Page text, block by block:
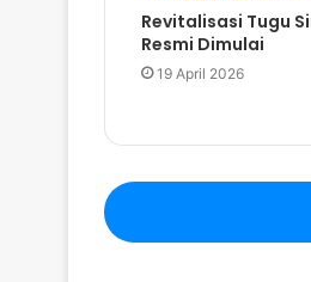
Revitalisasi Tugu
Resmi Dimulai
19 April 2026